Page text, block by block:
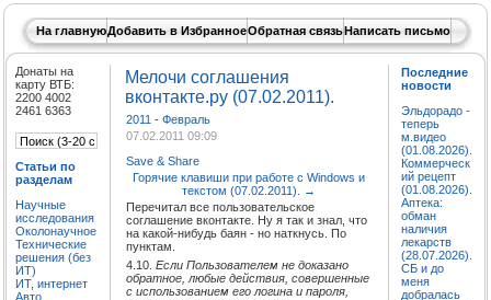
На главнуюДобавить в ИзбранноеОбратная связьНаписать письмо
Донаты на
карту ВТБ:
2200 4002
2461 6363
Статьи по
разделам
Научные
исследования
Околонаучное
Технические
решения (без
ИТ)
ИТ, интернет
Авто
Мелочи соглашения
вконтакте.ру (07.02.2011).
2011 - Февраль
07.02.2011 09:09
Save & Share
Горячие клавиши при работе с Windows и
текстом (07.02.2011).
→
Перечитал все пользовательское
соглашение вконтакте. Ну я так и знал, что
на какой-нибудь баян - но наткнусь. По
пунктам.
4.10. Если Пользователем не доказано
обратное, любые действия, совершенные
с использованием его логина и пароля,
Последние
новости
Эльдорадо -
теперь
м.видео
(01.08.2026).
Коммерческ
ий рецепт
(01.08.2026).
Аптека:
обман
наличия
лекарств
(28.07.2026).
СБ и до
меня
добралась